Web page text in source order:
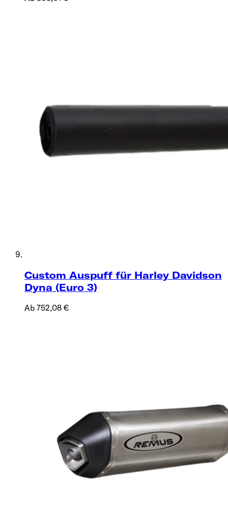
Custom Auspuff für Harley Davidson
Dyna (Euro 3)
Ab 752,08 €